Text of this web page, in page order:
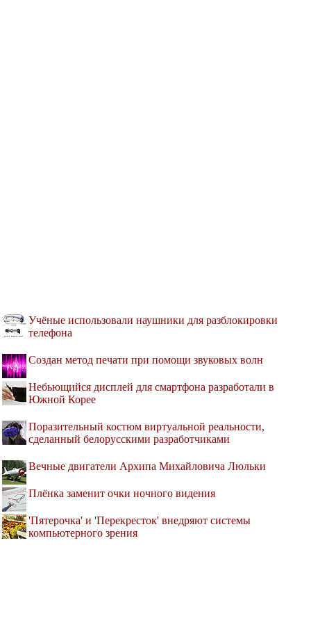
Учёные использовали наушники для разблокировки
телефона
Создан метод печати при помощи звуковых волн
Небьющийся дисплей для смартфона разработали в
Южной Корее
Поразительный костюм виртуальной реальности,
сделанный белорусскими разработчиками
Вечные двигатели Архипа Михайловича Люльки
Плёнка заменит очки ночного видения
'Пятерочка' и 'Перекресток' внедряют системы
компьютерного зрения